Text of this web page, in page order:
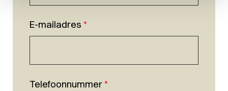
E-mailadres *
Telefoonnummer*